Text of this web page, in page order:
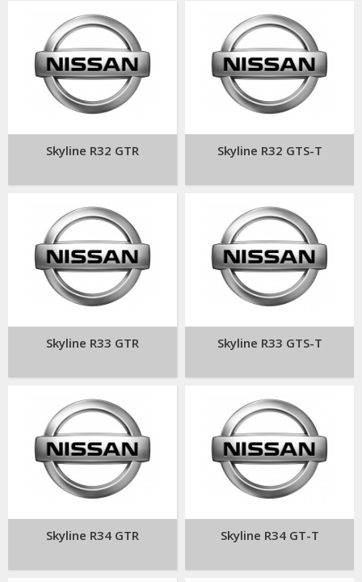
Skyline R32 GTR Skyline R32 GTS-T
Skyline R33 GTR Skyline R33 GTS-T
Skyline R34 GTR Skyline R34 GT-T